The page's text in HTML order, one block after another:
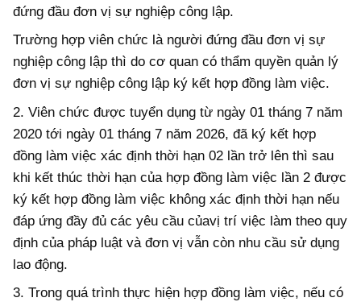
đứng đầu đơn vị sự nghiệp công lập.
Trường hợp viên chức là người đứng đầu đơn vị sự
nghiệp công lập thì do cơ quan có thẩm quyền quản lý
đơn vị sự nghiệp công lập ký kết hợp đồng làm việc.
2. Viên chức được tuyển dụng từ ngày 01 tháng 7 năm
2020 tới ngày 01 tháng 7 năm 2026, đã ký kết hợp
đồng làm việc xác định thời hạn 02 lần trở lên thì sau
khi kết thúc thời hạn của hợp đồng làm việc lần 2 được
ký kết hợp đồng làm việc không xác định thời hạn nếu
đáp ứng đầy đủ các yêu cầu củavị trí việc làm theo quy
định của pháp luật và đơn vị vẫn còn nhu cầu sử dụng
lao động.
3. Trong quá trình thực hiện hợp đồng làm việc, nếu có